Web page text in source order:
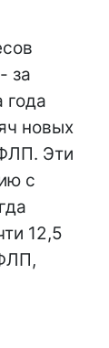
за
года
новых
Эти
с
12,5